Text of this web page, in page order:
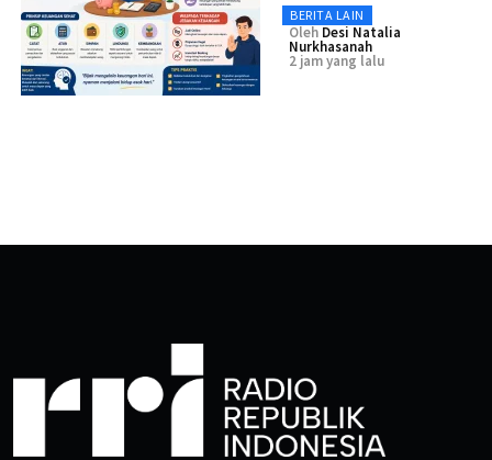
BERITA LAIN
Oleh Desi Natalia
Nurkhasanah
2 jam yang lalu